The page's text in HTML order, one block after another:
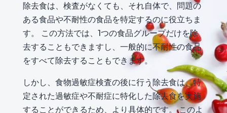
除去食は、検査がなくても、それ自体で、問題の
ある食品や不耐性の食品を特定するのに役立ちま
す。 この方法では、1つの食品グループだけを除
去することもできますし、一般的に不耐性の食品
をすべて除去することもできます。
しかし、食物過敏症検査の後に行う除去食は、特
定された過敏症や不耐症に特化した除去食を実施
することができるため、より具体的です。 このよ